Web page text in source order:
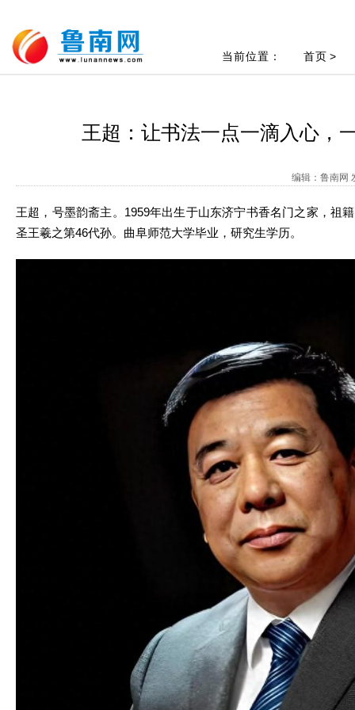
当前位置： 首页 >
王超：让书法一点一滴入心，
编辑：鲁南网
王超，号墨韵斋主。1959年出生于山东济宁书香名门之家，祖
圣王羲之第46代孙。曲阜师范大学毕业，研究生学历。